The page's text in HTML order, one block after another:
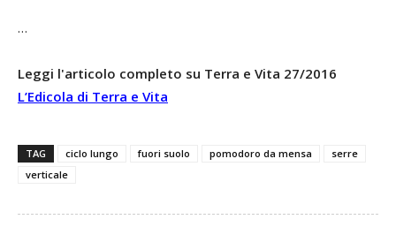
…
Leggi l'articolo completo su Terra e Vita 27/2016
L’Edicola di Terra e Vita
TAG ciclo lungo fuori suolo pomodoro da mensa
serre
verticale